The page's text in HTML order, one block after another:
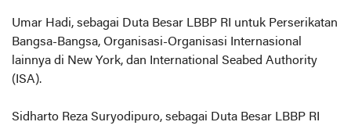
Umar Hadi, sebagai Duta Besar LBBP RI untuk Perserikatan
Bangsa-Bangsa, Organisasi-Organisasi Internasional
lainnya di New York, dan International Seabed Authority
(ISA).
Sidharto Reza Suryodipuro, sebagai Duta Besar LBBP RI